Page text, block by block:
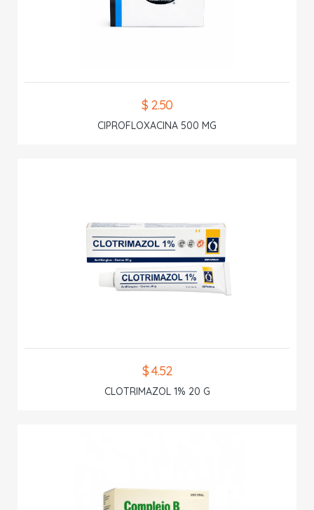
$ 2.50
CIPROFLOXACINA 500 MG
$ 4.52
CLOTRIMAZOL 1% 20 G